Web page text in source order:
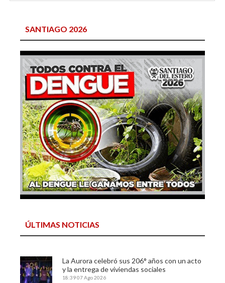
SANTIAGO 2026
ÚLTIMAS NOTICIAS
La Aurora celebró sus 206° años con un acto
y la entrega de viviendas sociales
18:3907 Ago 2026